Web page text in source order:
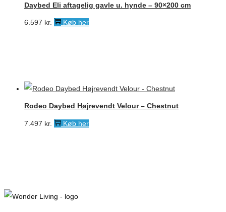
Daybed Eli aftagelig gavle u. hynde – 90×200 cm
6.597 kr. Køb her
Rodeo Daybed Højrevendt Velour – Chestnut
7.497 kr. Køb her